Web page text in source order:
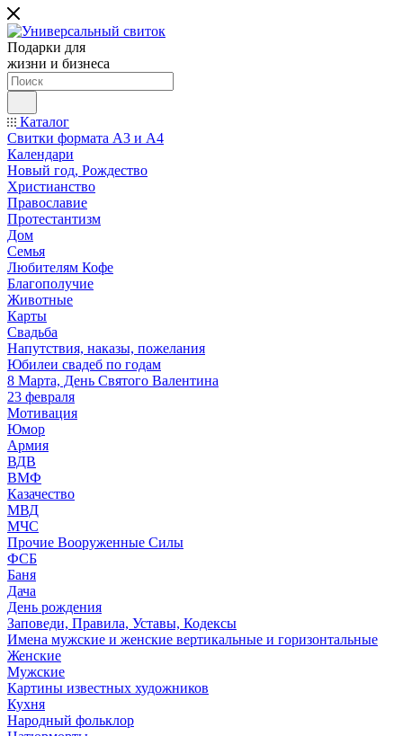
Подарки для
жизни и бизнеса
Каталог
Свитки формата А3 и А4
Календари
Новый год, Рождество
Христианство
Православие
Протестантизм
Дом
Семья
Любителям Кофе
Благополучие
Животные
Карты
Свадьба
Напутствия, наказы, пожелания
Юбилеи свадеб по годам
8 Марта, День Святого Валентина
23 февраля
Мотивация
Юмор
Армия
ВДВ
ВМФ
Казачество
МВД
МЧС
Прочие Вооруженные Силы
ФСБ
Баня
Дача
День рождения
Заповеди, Правила, Уставы, Кодексы
Имена мужские и женские вертикальные и горизонтальные
Женские
Мужские
Картины известных художников
Кухня
Народный фольклор